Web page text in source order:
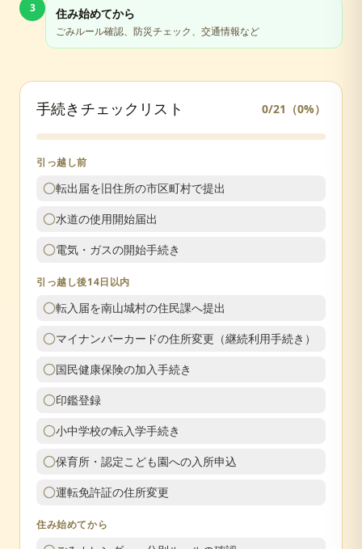
3 住み始めてから
ごみルール確認、防災チェック、交通情報など
手続きチェックリスト 0/21 （0%）
引っ越し前
転出届を旧住所の市区町村で提出
水道の使用開始届出
電気・ガスの開始手続き
引っ越し後14日以内
転入届を南山城村の住民課へ提出
マイナンバーカードの住所変更（継続利用手続き）
国民健康保険の加入手続き
印鑑登録
小中学校の転入学手続き
保育所・認定こども園への入所申込
運転免許証の住所変更
住み始めてから